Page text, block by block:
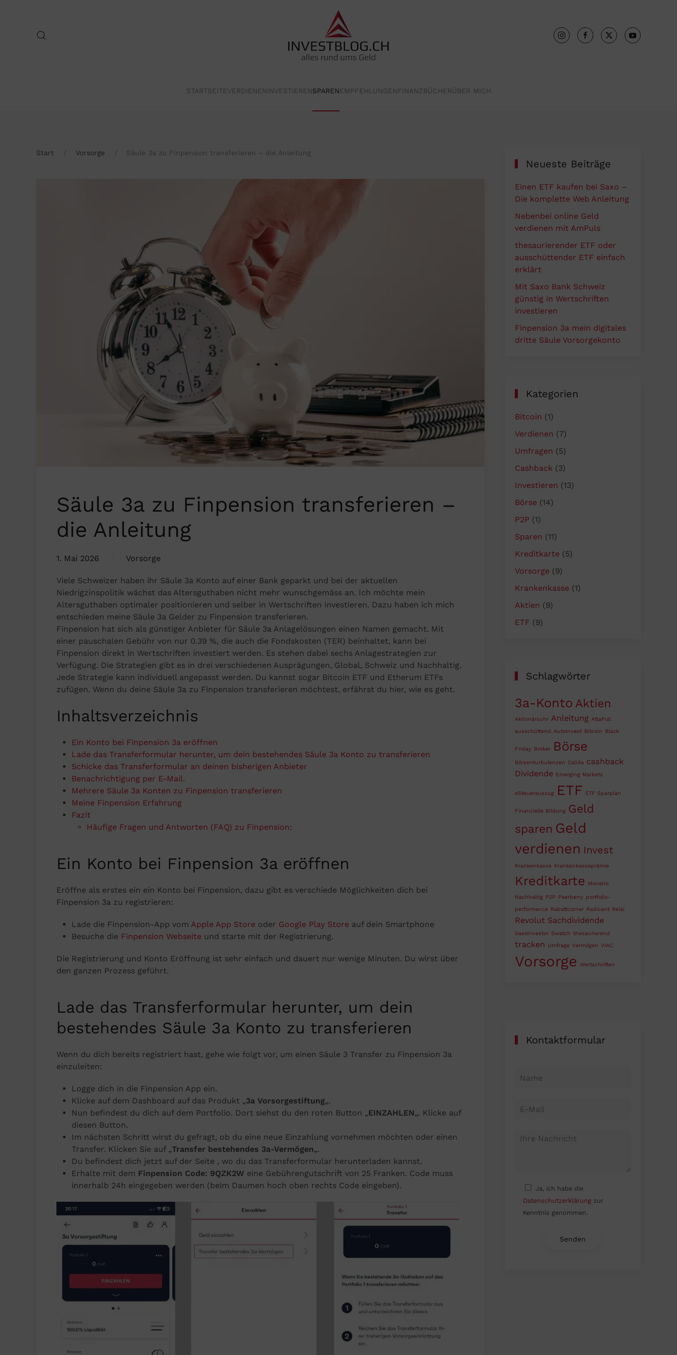
Skip to main content
STARTSEITEVERDIENEN INVESTIERENSPARENEMPFEHLUNGENFINANZBÜCHERÜBER MICH
Start Vorsorge Säule 3a zu Finpension transferieren – die Anleitung
Säule 3a zu Finpension transferieren –
die Anleitung
1. Mai 2026 Vorsorge
Viele Schweizer haben ihr Säule 3a Konto auf einer Bank geparkt und bei der aktuellen
Niedrigzinspolitik wächst das Altersguthaben nicht mehr wunschgemäss an. Ich möchte mein
Altersguthaben optimaler positionieren und selber in Wertschriften investieren. Dazu haben ich mich
entschieden meine Säule 3a Gelder zu Finpension transferieren.
Finpension hat sich als günstiger Anbieter für Säule 3a Anlagelösungen einen Namen gemacht. Mit
einer pauschalen Gebühr von nur 0.39 %, die auch die Fondskosten (TER) beinhaltet, kann bei
Finpension direkt in Wertschriften investiert werden. Es stehen dabei sechs Anlagestrategien zur
Verfügung. Die Strategien gibt es in drei verschiedenen Ausprägungen, Global, Schweiz und Nachhaltig.
Jede Strategie kann individuell angepasst werden. Du kannst sogar Bitcoin ETF und Etherum ETFs
zufügen. Wenn du deine Säule 3a zu Finpension transferieren möchtest, erfährst du hier, wie es geht.
Inhaltsverzeichnis
Ein Konto bei Finpension 3a eröffnen
Lade das Transferformular herunter, um dein bestehendes Säule 3a Konto zu transferieren
Schicke das Transferformular an deinen bisherigen Anbieter
Benachrichtigung per E-Mail.
Mehrere Säule 3a Konten zu Finpension transferieren
Meine Finpension Erfahrung
Fazit
Häufige Fragen und Antworten (FAQ) zu Finpension:
Ein Konto bei Finpension 3a eröffnen
Eröffne als erstes ein ein Konto bei Finpension, dazu gibt es verschiede Möglichkeiten dich bei
Finpension 3a zu registrieren:
Lade die Finpension-App vom Apple App Store oder Google Play Store auf dein Smartphone
Besuche die Finpension Webseite und starte mit der Registrierung.
Die Registrierung und Konto Eröffnung ist sehr einfach und dauert nur wenige Minuten. Du wirst über
den ganzen Prozess geführt.
Lade das Transferformular herunter, um dein
bestehendes Säule 3a Konto zu transferieren
Wenn du dich bereits registriert hast, gehe wie folgt vor, um einen Säule 3 Transfer zu Finpension 3a
einzuleiten:
Logge dich in die Finpension App ein.
Klicke auf dem Dashboard auf das Produkt „3a Vorsorgestiftung„.
Nun befindest du dich auf dem Portfolio. Dort siehst du den roten Button „EINZAHLEN„. Klicke auf
diesen Button.
Im nächsten Schritt wirst du gefragt, ob du eine neue Einzahlung vornehmen möchten oder einen
Transfer. Klicken Sie auf „Transfer bestehendes 3a-Vermögen„.
Du befindest dich jetzt auf der Seite , wo du das Transferformular herunterladen kannst.
Erhalte mit dem Finpension Code: 9QZK2W eine Gebührengutschrift von 25 Franken. Code muss
innerhalb 24h eingegeben werden (beim Daumen hoch oben rechts Code eingeben).
Neueste Beiträge
Einen ETF kaufen bei Saxo –
Die komplette Web Anleitung
Nebenbei online Geld
verdienen mit AmPuls
thesaurierender ETF oder
ausschüttender ETF einfach
erklärt
Mit Saxo Bank Schweiz
günstig in Wertschriften
investieren
Finpension 3a mein digitales
dritte Säule Vorsorgekonto
Kategorien
Bitcoin (1)
Verdienen (7)
Umfragen (5)
Cashback (3)
Investieren (13)
Börse (14)
P2P (1)
Sparen (11)
Kreditkarte (5)
Vorsorge (9)
Krankenkasse (1)
Aktien (9)
ETF (9)
Schlagwörter
3a-Konto Aktien
Aktionärsuhr Anleitung AttaPoll
ausschüttend AutoInvest Bitcoin Black
Friday Broker Börse
Börsenturbulenzen Calida cashback
Dividende Emerging Markets
eSteuerauszug ETF ETF Sparplan
Finanzielle Bildung Geld
sparen Geld
verdienen Invest
Krankenkasse Krankenkasseprämie
Kreditkarte Monerio
Nachhaltig P2P Peerberry portfolio-
performance Rabattcorner Radicant Relai
Revolut Sachdividende
SaxoInvestor Swatch thesaurierend
tracken Umfrage Vermögen VIAC
Vorsorge Wertschriften
Kontaktformular
Ja, ich habe die
Datenschutzerklärung zur
Kenntnis genommen.